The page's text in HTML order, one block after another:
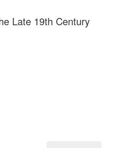
Late 19th Century